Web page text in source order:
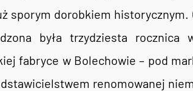
sporym dorobkiem historycznym.
była trzydziesta rocznica
fabryce w Bolechowie – pod
renomowanej